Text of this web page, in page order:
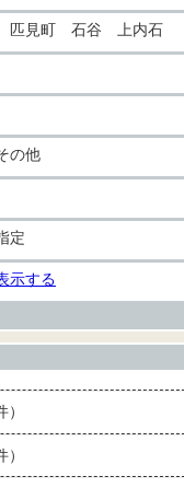
匹見町 石谷 上内石
の他
定
示する